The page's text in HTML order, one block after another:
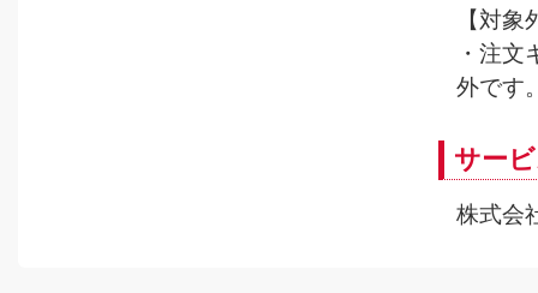
【対象
・注
外です
サー
株式会